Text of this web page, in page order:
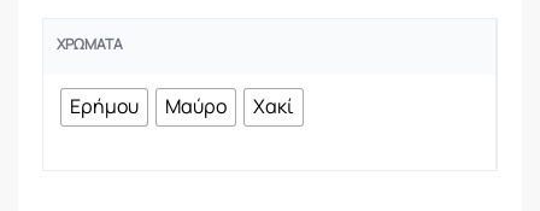
ΧΡΏΜΑΤΑ
Ερήμου Μαύρο Χακί